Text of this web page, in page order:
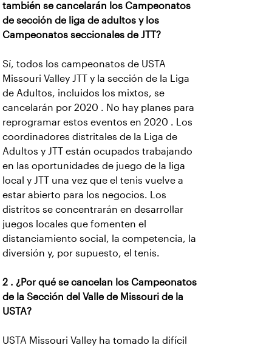
también se cancelarán los Campeonatos
de sección de liga de adultos y los
Campeonatos seccionales de JTT?
Sí, todos los campeonatos de USTA
Missouri Valley JTT y la sección de la Liga
de Adultos, incluidos los mixtos, se
cancelarán por 2020 . No hay planes para
reprogramar estos eventos en 2020 . Los
coordinadores distritales de la Liga de
Adultos y JTT están ocupados trabajando
en las oportunidades de juego de la liga
local y JTT una vez que el tenis vuelve a
estar abierto para los negocios. Los
distritos se concentrarán en desarrollar
juegos locales que fomenten el
distanciamiento social, la competencia, la
diversión y, por supuesto, el tenis.
2 . ¿Por qué se cancelan los Campeonatos
de la Sección del Valle de Missouri de la
USTA?
USTA Missouri Valley ha tomado la difícil